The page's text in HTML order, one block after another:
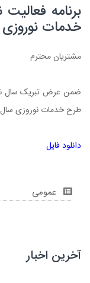
برنامه
خدمات نوروزی
مشتریان محترم
ضمن عرض تبریک سال
طرح خدمات نوروزی سال 1405 را به اطلاع می رسانیم.
دانلود فایل
عمومی
آخرین اخبار